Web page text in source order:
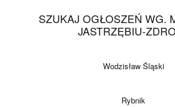
SZUKAJ OGŁOSZEŃ WG.
JASTRZĘBIU-
Wodzisław Śląski
Rybnik